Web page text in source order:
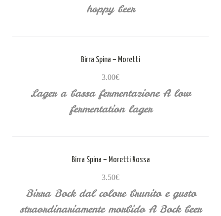
hoppy beer
Birra Spina – Moretti
3.00€
Lager a bassa fermentazione A low
fermentation lager
Birra Spina – Moretti Rossa
3.50€
Birra Bock dal colore brunito e gusto
straordinariamente morbido A Bock beer